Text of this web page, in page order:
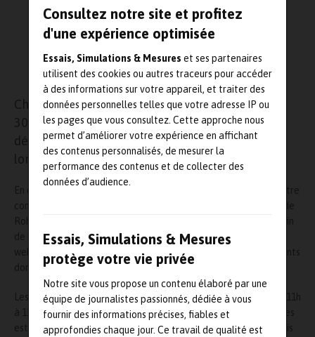
Consultez notre site et profitez
d'une expérience optimisée
Essais, Simulations & Mesures et ses partenaires
utilisent des cookies ou autres traceurs pour accéder
à des informations sur votre appareil, et traiter des
données personnelles telles que votre adresse IP ou
les pages que vous consultez. Cette approche nous
permet d’améliorer votre expérience en affichant
des contenus personnalisés, de mesurer la
performance des contenus et de collecter des
données d’audience.
Essais, Simulations & Mesures
protège votre vie privée
Notre site vous propose un contenu élaboré par une
équipe de journalistes passionnés, dédiée à vous
fournir des informations précises, fiables et
approfondies chaque jour. Ce travail de qualité est
Chaque mardi, mercredi et jeudi, des sessions de
30 minutes, en français et en direct, sont
désormais proposées, à qui le souhaite, tout au
long du mois d’avril.
En cette période, où notre santé reste la plus importante et notre
confinement une nécessité, l’équipe d’ingénieurs d’Application de
Rohde & Schwarz France présente des rendez-vous réguliers afin
de rester connectés mais surtout pour proposer une série de
webinaires techniques sur plusieurs thématiques et dans différents
domaines d’application.
Les sessions se dérouleront chaque mardi, mercredi et jeudi de 11h
à 11h30, du 7 avril au 5 mai 2020. La participation à ces webinaires
est gratuite et requiert une inscription en ligne accessible depuis